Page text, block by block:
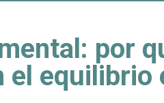
por
el equilibrio